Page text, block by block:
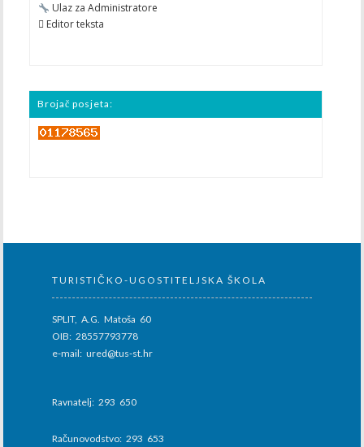
Ulaz za Administratore
 Editor teksta
Brojač posjeta:
TURISTIČKO-UGOSTITELJSKA ŠKOLA
SPLIT, A.G. Matoša 60
OIB: 28557793778
e-mail: ured@tus-st.hr
Ravnatelj: 293 650
Računovodstvo: 293 653